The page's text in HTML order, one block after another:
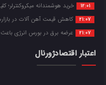
12:01 خرید هوشمندانه میکروکنترلر؛
21:07 کاهش قیمت آهن آلات در
21:07 عرضه برق در بورس انرژی
اعتبار اقتصادژورنال